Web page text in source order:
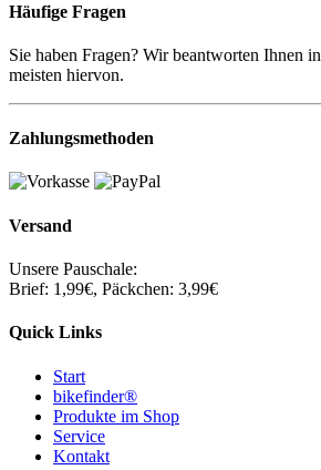
Häufige Fragen
Sie haben Fragen? Wir beantworten Ihnen in
meisten hiervon.
Zahlungsmethoden
Versand
Unsere Pauschale:
Brief: 1,99€, Päckchen: 3,99€
Quick Links
Start
bikefinder®
Produkte im Shop
Service
Kontakt